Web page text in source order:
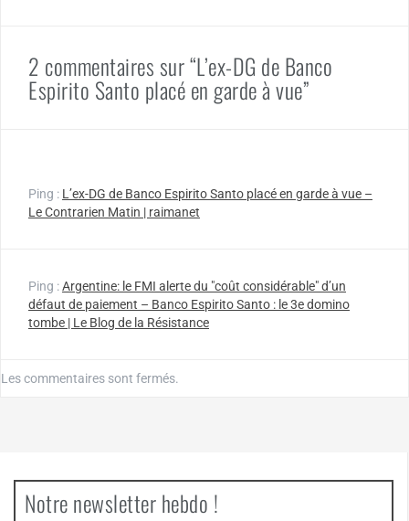
2 commentaires sur “L’ex-DG de Banco
Espirito Santo placé en garde à vue”
Ping : L’ex-DG de Banco Espirito Santo placé en garde à vue –
Le Contrarien Matin | raimanet
Ping :Argentine: le FMI alerte du "coût considérable" d’un
défaut de paiement – Banco Espirito Santo : le 3e domino
tombe | Le Blog de la Résistance
Les commentaires sont fermés.
Notre newsletter hebdo !